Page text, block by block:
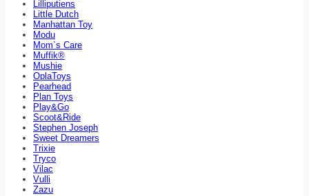
Lilliputiens
Little Dutch
Manhattan Toy
Modu
Mom`s Care
Muffik®
Mushie
OplaToys
Pearhead
Plan Toys
Play&Go
Scoot&Ride
Stephen Joseph
Sweet Dreamers
Trixie
Tryco
Vilac
Vulli
Zazu